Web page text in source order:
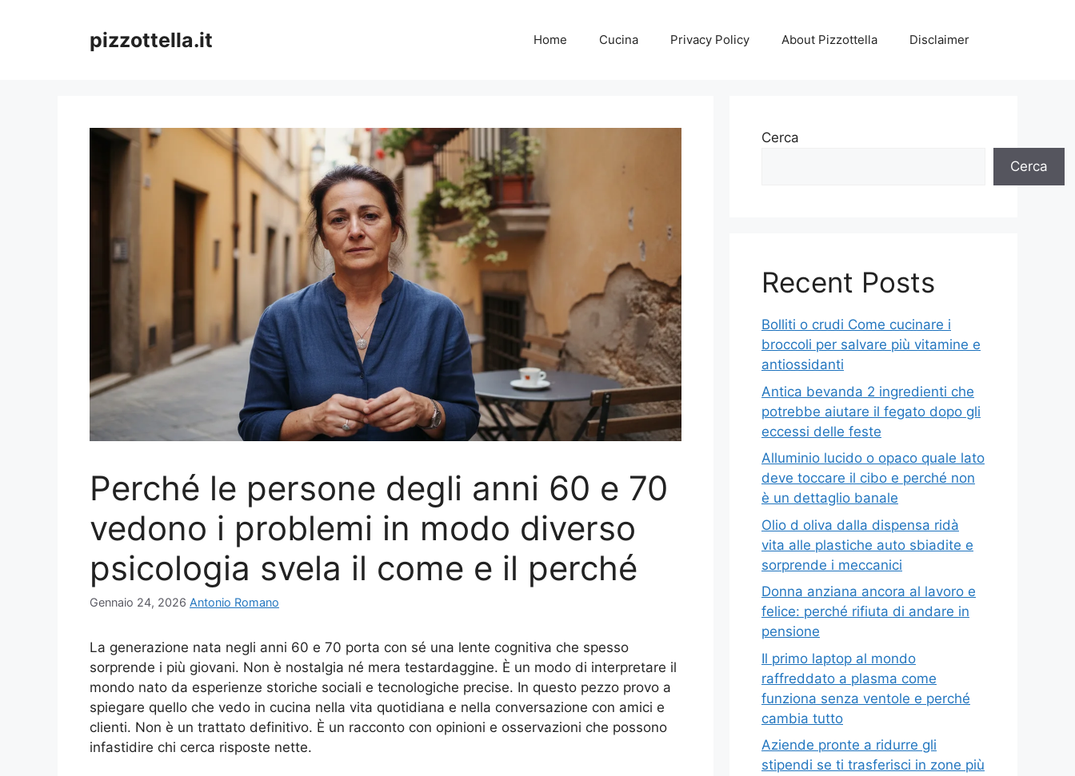
pizzottella.it Home Cucina Privacy Policy About Pizzottella Disclaimer
Perché le persone degli anni 60 e 70
vedono i problemi in modo diverso
psicologia svela il come e il perché
Gennaio 24, 2026 Antonio Romano
La generazione nata negli anni 60 e 70 porta con sé una lente cognitiva che spesso
sorprende i più giovani. Non è nostalgia né mera testardaggine. È un modo di interpretare il
mondo nato da esperienze storiche sociali e tecnologiche precise. In questo pezzo provo a
spiegare quello che vedo in cucina nella vita quotidiana e nella conversazione con amici e
clienti. Non è un trattato definitivo. È un racconto con opinioni e osservazioni che possono
infastidire chi cerca risposte nette.
Cerca
Cerca
Recent Posts
Bolliti o crudi Come cucinare i
broccoli per salvare più vitamine e
antiossidanti
Antica bevanda 2 ingredienti che
potrebbe aiutare il fegato dopo gli
eccessi delle feste
Alluminio lucido o opaco quale lato
deve toccare il cibo e perché non
è un dettaglio banale
Olio d oliva dalla dispensa ridà
vita alle plastiche auto sbiadite e
sorprende i meccanici
Donna anziana ancora al lavoro e
felice: perché rifiuta di andare in
pensione
Il primo laptop al mondo
raffreddato a plasma come
funziona senza ventole e perché
cambia tutto
Aziende pronte a ridurre gli
stipendi se ti trasferisci in zone più